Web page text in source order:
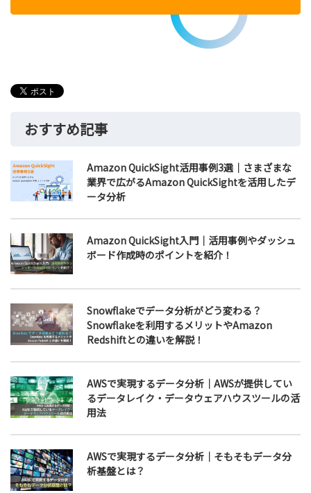
おすすめ記事
Amazon QuickSight活用事例3選｜さまざまな
業界で広がるAmazon QuickSightを活用したデ
ータ分析
Amazon QuickSight入門｜活用事例やダッシュ
ボード作成時のポイントを紹介！
Snowflakeでデータ分析がどう変わる？
Snowflakeを利用するメリットやAmazon
Redshiftとの違いを解説！
AWSで実現するデータ分析｜AWSが提供してい
るデータレイク・データウェアハウスツールの活
用法
AWSで実現するデータ分析｜そもそもデータ分
析基盤とは？